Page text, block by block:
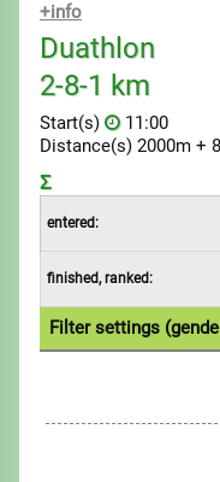
+info
Duathlon
2-8-1 km
Start(s)
11:00
Distance(s) 2000m +
Σ
entered:
finished, ranked:
Filter settings